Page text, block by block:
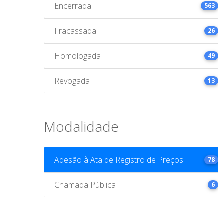
Encerrada 563
Fracassada 26
Homologada 49
Revogada 13
Modalidade
Adesão à Ata de Registro de Preços 78
Chamada Pública 6